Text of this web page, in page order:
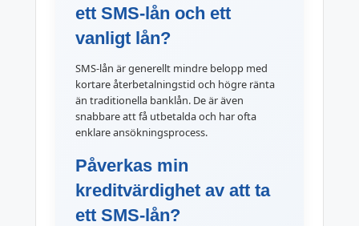
ett SMS-lån och ett
vanligt lån?
SMS-lån är generellt mindre belopp med
kortare återbetalningstid och högre ränta
än traditionella banklån. De är även
snabbare att få utbetalda och har ofta
enklare ansökningsprocess.
Påverkas min
kreditvärdighet av att ta
ett SMS-lån?